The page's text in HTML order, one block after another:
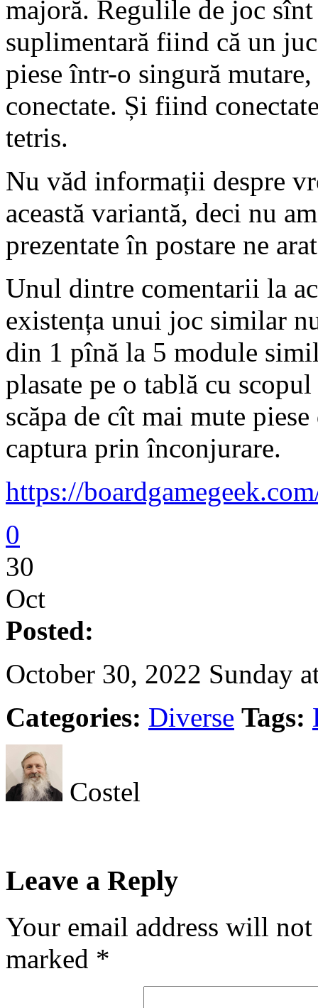
majoră. Regulile de joc
suplimentară fiind că un
piese într-o singură
conectate. Și fiind
tetris.
Nu văd informații despre
această variantă, deci nu
prezentate în postare ne
Unul dintre comentarii la
existența unui joc similar
din 1 pînă la 5 module
plasate pe o tablă cu
scăpa de cît mai mute
captura prin înconjurare.
https://
0
30
Oct
Posted:
October 30, 2022 Sunday
Categories: Diverse Tags:
Costel
Leave a Reply
Your email address will
marked *